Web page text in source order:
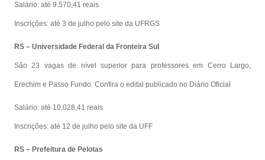
Salário: até 9.570,41 reais
Inscrições: até 3 de julho pelo site da UFRGS
RS – Universidade Federal da Fronteira Sul
São 23 vagas de nível superior para professores em Cerro Largo,
Erechim e Passo Fundo. Confira o edital publicado no Diário Oficial
Salário: até 10.028,41 reais
Inscrições: até 12 de julho pelo site da UFF
RS – Prefeitura de Pelotas